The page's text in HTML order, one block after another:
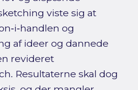
viste sig at
og
af ideer og dannede
revideret
Resultaterne skal dog